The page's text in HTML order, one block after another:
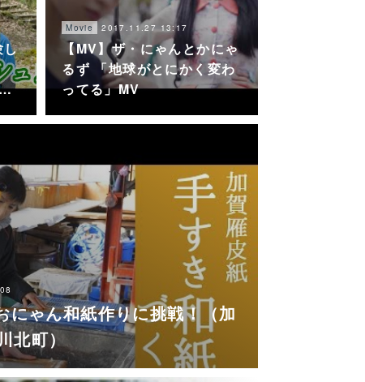
し
…
Movie 2017.11.27 13:17
【MV】ザ・にゃんとかにゃ
るず 「地球がとにかく変わ
ってる」MV
ゃん和紙作りに挑戦！（加
北町）